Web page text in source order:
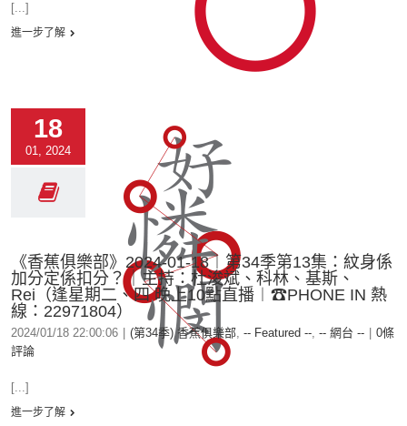
[...]
進一步了解
18
01, 2024
《香蕉俱樂部》2024-01-18︱第34季第13集：紋身係
加分定係扣分？｜主持：杜浚斌、科林、基斯、
Rei（逢星期二、四 晚上10點直播︱☎PHONE IN 熱
線：22971804）
2024/01/18 22:00:06 (第34季) 香蕉俱樂部, -- Featured --, -- 網台 --
0條
評論
[...]
進一步了解